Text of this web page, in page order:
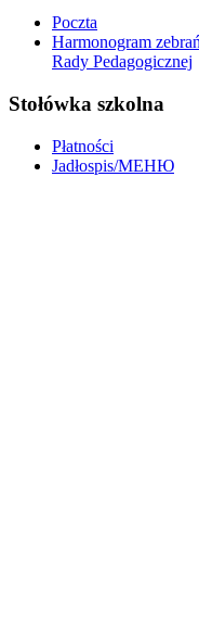
Poczta
Harmonogram zebrań
Rady Pedagogicznej
Stołówka szkolna
Płatności
Jadłospis/МЕНЮ